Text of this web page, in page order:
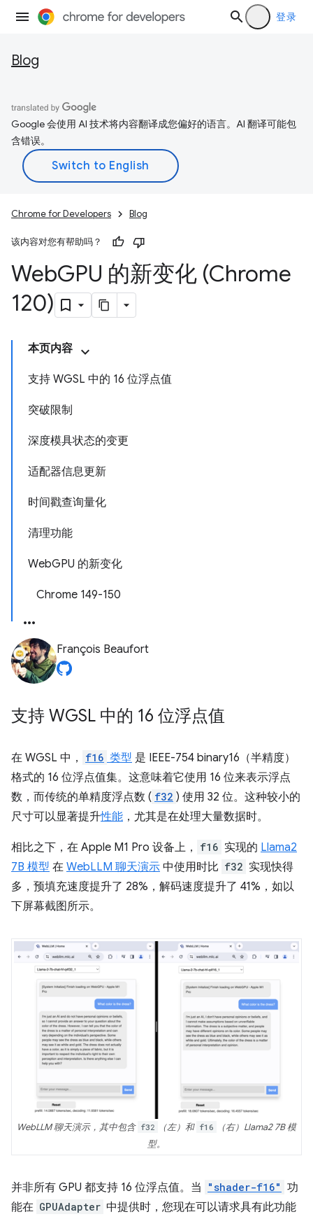
登录
Blog
Google 会使用 AI 技术将内容翻译成您偏好的语言。AI 翻译可能包
含错误。
Chrome for Developers Blog
该内容对您有帮助吗？
WebGPU 的新变化 (Chrome
120)
本页内容
支持 WGSL 中的 16 位浮点值
突破限制
深度模具状态的变更
适配器信息更新
时间戳查询量化
清理功能
WebGPU 的新变化
Chrome 149-150
François Beaufort
支持 WGSL 中的 16 位浮点值
在 WGSL 中， f16 类型 是 IEEE-754 binary16（半精度）
格式的 16 位浮点值集。这意味着它使用 16 位来表示浮点
数，而传统的单精度浮点数 ( f32 ) 使用 32 位。这种较小的
尺寸可以显著提升性能 ，尤其是在处理大量数据时。
相比之下，在 Apple M1 Pro 设备上， f16 实现的 Llama2
7B 模型 在 WebLLM 聊天演示 中使用时比 f32 实现快得
多，预填充速度提升了 28%，解码速度提升了 41%，如以
下屏幕截图所示。
WebLLM 聊天演示，其中包含 f32 （左）和 f16
（右）Llama2 7B 模
型。
并非所有 GPU 都支持 16 位浮点值。当 "shader-f16" 功
能在 GPUAdapter 中提供时，您现在可以请求具有此功能